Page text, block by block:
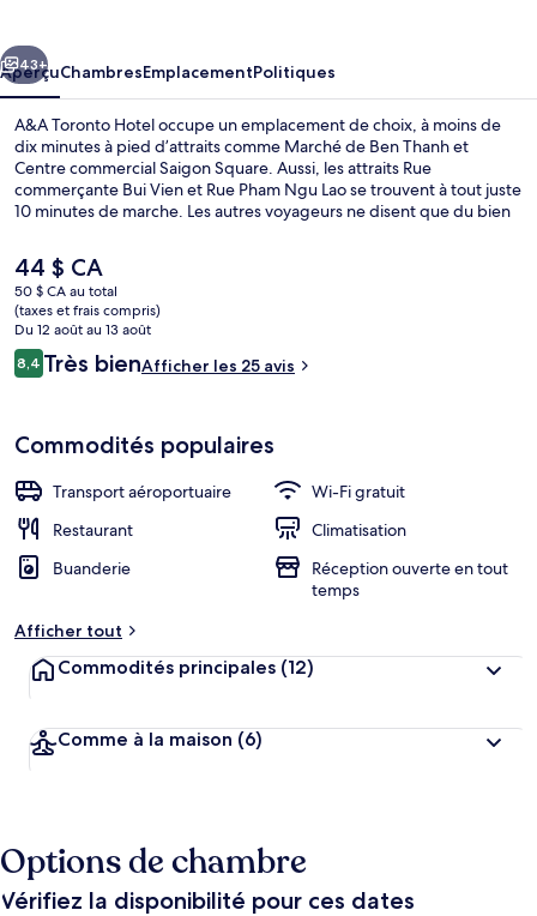
Suivant
43+
AperçuChambresEmplacementPolitiques
A&A Toronto Hotel occupe un emplacement de choix, à moins de
dix minutes à pied d’attraits comme Marché de Ben Thanh et
Centre commercial Saigon Square. Aussi, les attraits Rue
commerçante Bui Vien et Rue Pham Ngu Lao se trouvent à tout juste
10 minutes de marche. Les autres voyageurs ne disent que du bien
L’hébergement se situe à quelques minutes de marche du transport
en commun : Ben Thanh Station se trouve à 2 minutes et Opera
House Station est à 10 minutes.
Le
prix
actuel
est
de 44 $ CA
44 $ CA
50 $ CA au total
(taxes et frais compris)
Du 12 août au 13 août
Avis
8,48,4 sur 10 –
Très bienAfficher les 25 avis
Commodités populaires
Transport aéroportuaire
Wi-Fi gratuit
Restaurant
Climatisation
Buanderie
Réception ouverte en tout
temps
Afficher tout
Commodités principales (12)
Comme à la maison (6)
Options de chambre
Vérifiez la disponibilité pour ces dates